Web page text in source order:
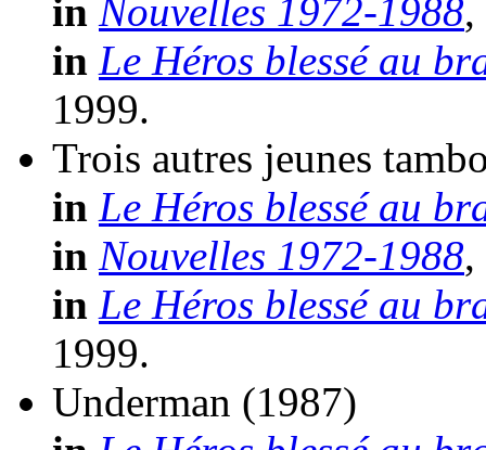
in Nouvelles 1972-1988,
in Le Héros blessé au
1999.
Trois autres jeunes
in Le Héros blessé au
in Nouvelles 1972-1988,
in Le Héros blessé au
1999.
Underman (1987)